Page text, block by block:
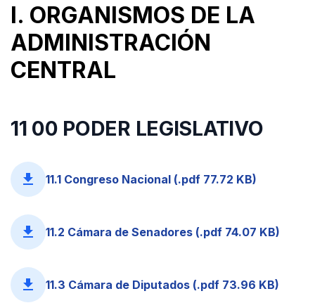
I. ORGANISMOS DE LA
ADMINISTRACIÓN
CENTRAL
11 00 PODER LEGISLATIVO
file_download 11.1 Congreso Nacional (.pdf 77.72 KB)
file_download 11.2 Cámara de Senadores (.pdf 74.07 KB)
file_download 11.3 Cámara de Diputados (.pdf 73.96 KB)